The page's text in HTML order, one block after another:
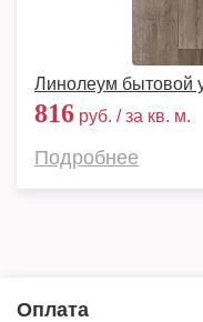
Линолеум бытовой
816 руб. / за кв. м.
Подробнее
Оплата